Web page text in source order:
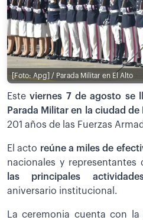
[Foto: Apg] / Parada Militar en El Alto
Este viernes 7 de agosto se
Parada Militar en la ciudad de
201 años de las Fuerzas
El acto reúne a miles de
nacionales y representantes
las principales
aniversario institucional.
La ceremonia cuenta con